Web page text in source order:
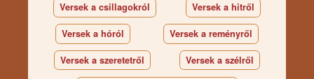
Versek a csillagokról Versek a hitről
Versek a hóról Versek a reményről
Versek a szeretetről Versek a szélről